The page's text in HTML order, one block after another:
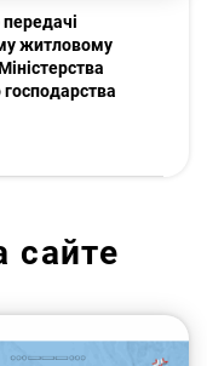
житловому
господарства
сайте